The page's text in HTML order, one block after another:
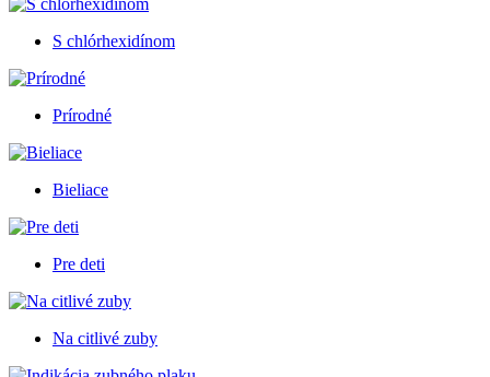
S chlórhexidínom
Prírodné
Bieliace
Pre deti
Na citlivé zuby